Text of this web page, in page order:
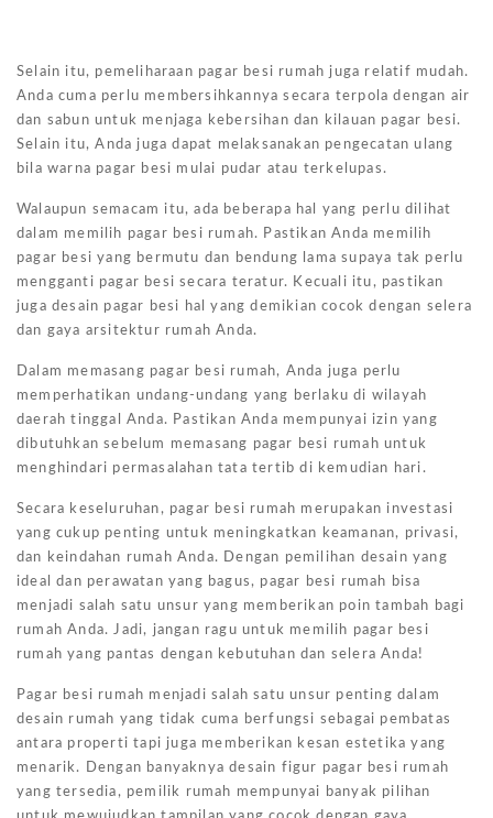
Selain itu, pemeliharaan pagar besi rumah juga relatif mudah.
Anda cuma perlu membersihkannya secara terpola dengan air
dan sabun untuk menjaga kebersihan dan kilauan pagar besi.
Selain itu, Anda juga dapat melaksanakan pengecatan ulang
bila warna pagar besi mulai pudar atau terkelupas.
Walaupun semacam itu, ada beberapa hal yang perlu dilihat
dalam memilih pagar besi rumah. Pastikan Anda memilih
pagar besi yang bermutu dan bendung lama supaya tak perlu
mengganti pagar besi secara teratur. Kecuali itu, pastikan
juga desain pagar besi hal yang demikian cocok dengan selera
dan gaya arsitektur rumah Anda.
Dalam memasang pagar besi rumah, Anda juga perlu
memperhatikan undang-undang yang berlaku di wilayah
daerah tinggal Anda. Pastikan Anda mempunyai izin yang
dibutuhkan sebelum memasang pagar besi rumah untuk
menghindari permasalahan tata tertib di kemudian hari.
Secara keseluruhan, pagar besi rumah merupakan investasi
yang cukup penting untuk meningkatkan keamanan, privasi,
dan keindahan rumah Anda. Dengan pemilihan desain yang
ideal dan perawatan yang bagus, pagar besi rumah bisa
menjadi salah satu unsur yang memberikan poin tambah bagi
rumah Anda. Jadi, jangan ragu untuk memilih pagar besi
rumah yang pantas dengan kebutuhan dan selera Anda!
Pagar besi rumah menjadi salah satu unsur penting dalam
desain rumah yang tidak cuma berfungsi sebagai pembatas
antara properti tapi juga memberikan kesan estetika yang
menarik. Dengan banyaknya desain figur pagar besi rumah
yang tersedia, pemilik rumah mempunyai banyak pilihan